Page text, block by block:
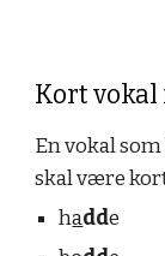
Kort vokal
Envokal
skal være
hadde